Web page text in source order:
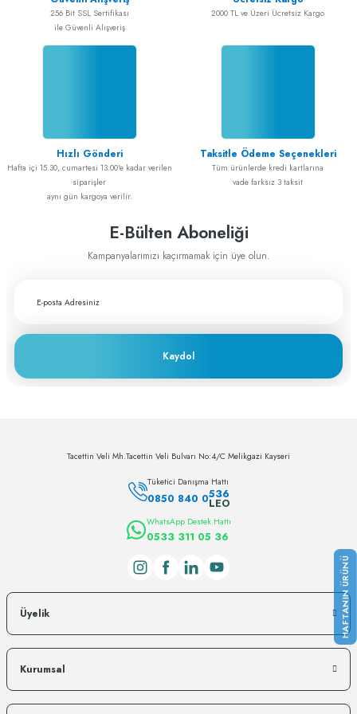
Alışveriş sorunsuz
Cerrahiye yönelik tüm ihtiyaçlarımı
greftburada.com'dan karşılıyorum. Son
derece memnunum
Greftburada çok profesyonel bir şirket bu
sahip
256 Bit SSL Sertifikası
ile Güvenli Alışveriş
2000 TL ve Üzeri Ücretsiz Kargo
Hızlı Gönderi
Hafta içi 15.30, cumartesi 13.00'e kadar verilen
siparişler
aynı gün kargoya verilir.
Taksitle Ödeme Seçenekleri
Tüm ürünlerde kredi kartlarına
vade farksız 3 taksit
E-Bülten Aboneliği
Kampanyalarımızı kaçırmamak için üye olun.
Kaydol
Tacettin Veli Mh.Tacettin Veli Bulvarı No:4/C Melikgazi Kayseri
Tüketici Danışma Hattı
0850 840 0536
LEO
WhatsApp Destek Hattı
0533 311 05 36
Üyelik
Kurumsal